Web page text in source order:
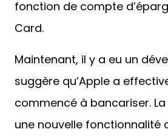
fonction de compte
Card.
Maintenant, il y a eu un
suggère qu’Apple a
commencé à bancariser.
une nouvelle fonctionnalité